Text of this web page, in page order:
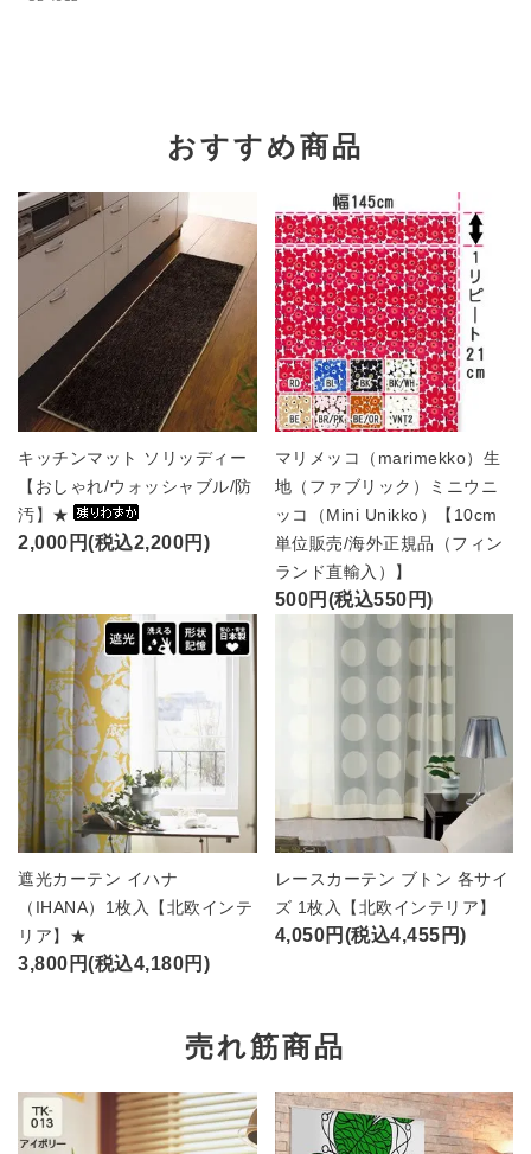
おすすめ商品
キッチンマット ソリッディー
【おしゃれ/ウォッシャブル/防
汚】★
2,000円(税込2,200円)
マリメッコ（marimekko）生
地（ファブリック）ミニウニ
ッコ（Mini Unikko）【10cm
単位販売/海外正規品（フィン
ランド直輸入）】
500円(税込550円)
遮光カーテン イハナ
（IHANA）1枚入【北欧インテ
リア】★
3,800円(税込4,180円)
レースカーテン ブトン 各サイ
ズ 1枚入【北欧インテリア】
4,050円(税込4,455円)
売れ筋商品